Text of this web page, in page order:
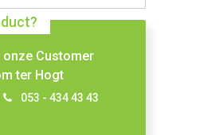
Customer
ter Hogt
053 - 434 43 43